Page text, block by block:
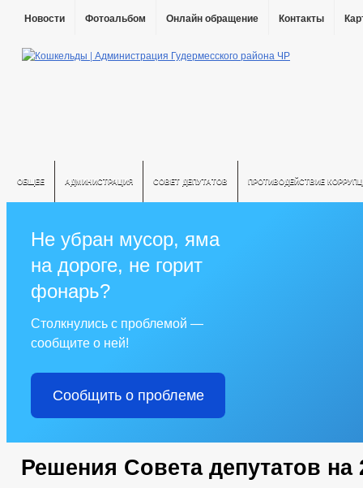
Новости Фотоальбом Онлайн обращение Контакты
ОБЩЕЕ АДМИНИСТРАЦИЯ СОВЕТ ДЕПУТАТОВ ПРОТИВОДЕЙСТВИЕ
Не убран мусор, яма
на дороге, не горит
фонарь?
Столкнулись с проблемой —
сообщите о ней!
Сообщить о проблеме
Решения Совета депутатов на